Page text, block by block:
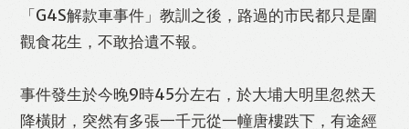
「G4S解款車事件」教訓之後，路過的市民都只是圍
觀食花生，不敢拾遺不報。
事件發生於今晚9時45分左右，於大埔大明里忽然天
降橫財，突然有多張一千元從一幢唐樓跌下，有途經